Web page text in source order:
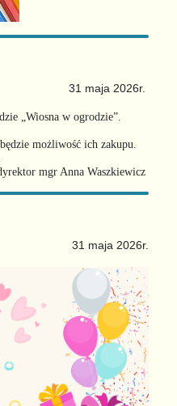
31 maja 2026r.
„Wiosna w ogrodzie”.
możliwość ich zakupu.
mgr Anna Waszkiewicz
31 maja 2026r.